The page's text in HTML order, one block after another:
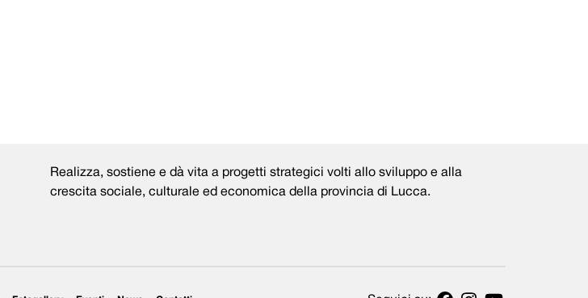
Realizza, sostiene e dà vita a progetti strategici volti allo sviluppo e alla
crescita sociale, culturale ed economica della provincia di Lucca.